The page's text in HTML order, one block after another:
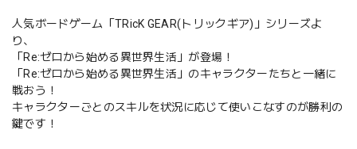
人気ボードゲーム「TRicK GEAR(トリックギア)」シリーズよ
り、
「Re:ゼロから始める異世界生活」が登場！
「Re:ゼロから始める異世界生活」のキャラクターたちと一緒に
戦おう！
キャラクターごとのスキルを状況に応じて使いこなすのが勝利の
鍵です！